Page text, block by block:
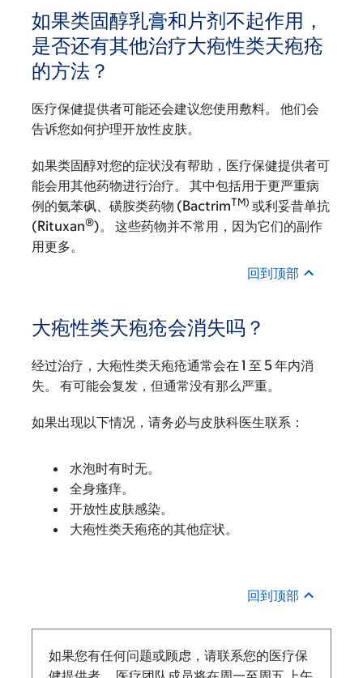
如果类固醇乳膏和片剂不起作用，
是否还有其他治疗大疱性类天疱疮
的方法？
医疗保健提供者可能还会建议您使用敷料。 他们会
告诉您如何护理开放性皮肤。
如果类固醇对您的症状没有帮助，医疗保健提供者可
能会用其他药物进行治疗。 其中包括用于更严重病
例的氨苯砜、磺胺类药物 (BactrimTM) 或利妥昔单抗
(Rituxan®)。 这些药物并不常用，因为它们的副作
用更多。
回到顶部
大疱性类天疱疮会消失吗？
经过治疗，大疱性类天疱疮通常会在 1 至 5 年内消
失。 有可能会复发，但通常没有那么严重。
如果出现以下情况，请务必与皮肤科医生联系：
水泡时有时无。
全身瘙痒。
开放性皮肤感染。
大疱性类天疱疮的其他症状。
回到顶部
如果您有任何问题或顾虑，请联系您的医疗保